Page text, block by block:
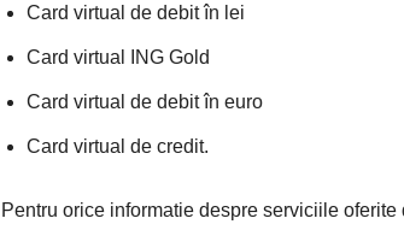
Card virtual de debit în lei
Card virtual ING Gold
Card virtual de debit în euro
Card virtual de credit.
Pentru orice informatie despre serviciile